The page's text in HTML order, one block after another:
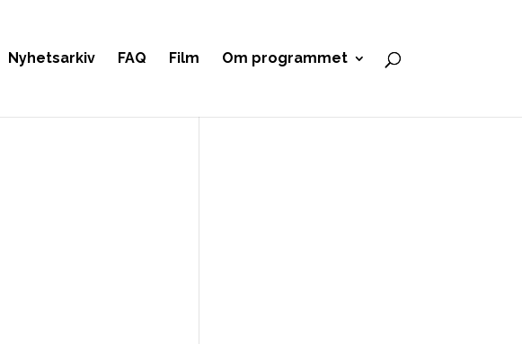
Nyhetsarkiv FAQ Film Om programmet